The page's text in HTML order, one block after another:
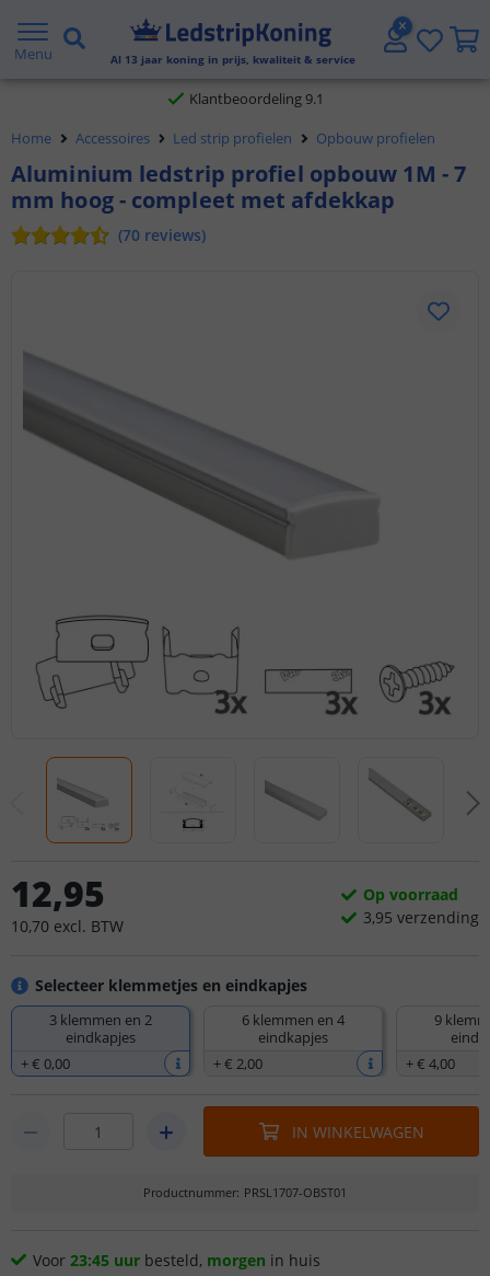
Menu Al 13 jaar koning in prijs, kwaliteit & service
Gratis verzending vanaf € 20,- NL en BE
Klantbeoordeling 9.1
Voor 23:45 uur besteld,morgen in huis
Home Accessoires Led strip profielen Opbouw profielen
Aluminium ledstrip profiel opbouw 1M - 7
mm hoog - compleet met afdekkap
(70 reviews)
Selecteer klemmetjes en eindkapjes
3 klemmen en 2
eindkapjes
+€ 0,00
6 klemmen en 4
eindkapjes
+€ 2,00
9
+€ 4,00
12,95
10,70 excl. BTW
Op voorraad
3,95 verzending
IN WINKELWAGEN
Productnummer: PRSL1707-OBST01
Voor 23:45 uur besteld, morgen in huis